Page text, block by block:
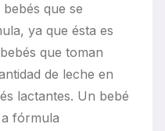
que se
ya que ésta es
que toman
de leche en
lactantes. Un bebé
fórmula